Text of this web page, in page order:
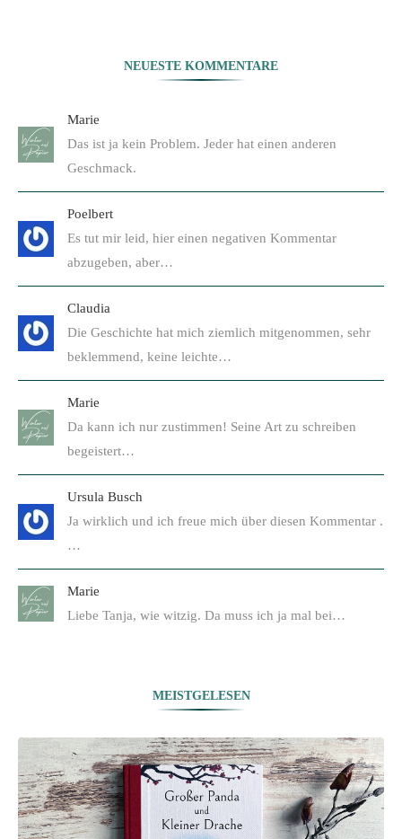
NEUESTE KOMMENTARE
Marie
Das ist ja kein Problem. Jeder hat einen anderen
Geschmack.
Poelbert
Es tut mir leid, hier einen negativen Kommentar
abzugeben, aber…
Claudia
Die Geschichte hat mich ziemlich mitgenommen, sehr
beklemmend, keine leichte…
Marie
Da kann ich nur zustimmen! Seine Art zu schreiben
begeistert…
Ursula Busch
Ja wirklich und ich freue mich über diesen Kommentar .
…
Marie
Liebe Tanja, wie witzig. Da muss ich ja mal bei…
MEISTGELESEN